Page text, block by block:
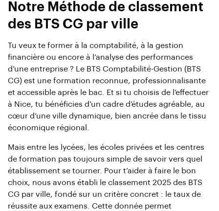
Notre Méthode de classement
des BTS CG par ville
Tu veux te former à la comptabilité, à la gestion
financière ou encore à l’analyse des performances
d’une entreprise ? Le BTS Comptabilité-Gestion (BTS
CG) est une formation reconnue, professionnalisante
et accessible après le bac. Et si tu choisis de l’effectuer
à Nice, tu bénéficies d’un cadre d’études agréable, au
cœur d’une ville dynamique, bien ancrée dans le tissu
économique régional.
Mais entre les lycées, les écoles privées et les centres
de formation pas toujours simple de savoir vers quel
établissement se tourner. Pour t’aider à faire le bon
choix, nous avons établi le classement 2025 des BTS
CG par ville, fondé sur un critère concret : le taux de
réussite aux examens. Cette donnée permet